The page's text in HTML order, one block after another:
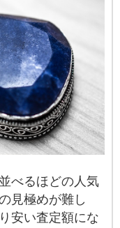
べるほどの人気
見極めが難し
安い査定額にな